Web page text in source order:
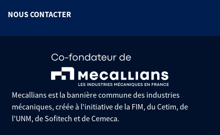
NOUS CONTACTER
Mecallians est la bannière commune des industries
mécaniques, créée à l'initiative de la FIM, du Cetim, de
l'UNM, de Sofitech et de Cemeca.